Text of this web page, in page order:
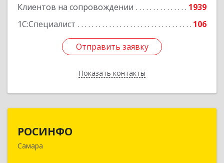
Клиентов на сопровождении
1939
1С:Специалист
106
Отправить заявку
Показать контакты
Отправить заявку
Назад
РОСИНФО
Самара443069, Самарская обл, Самара г, Авроры ул,